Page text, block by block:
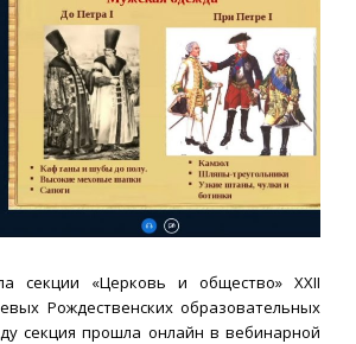
секции «Церковь и общество» XXII
Рождественских образовательных
секция прошла онлайн в вебинарной